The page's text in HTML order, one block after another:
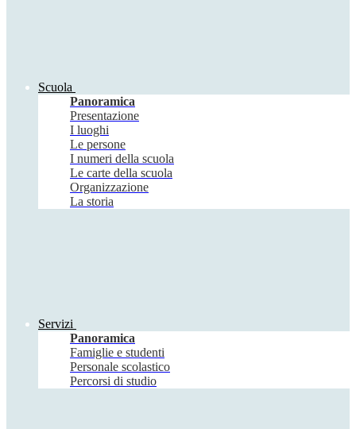
Scuola
Panoramica
Presentazione
I luoghi
Le persone
I numeri della scuola
Le carte della scuola
Organizzazione
La storia
Servizi
Panoramica
Famiglie e studenti
Personale scolastico
Percorsi di studio